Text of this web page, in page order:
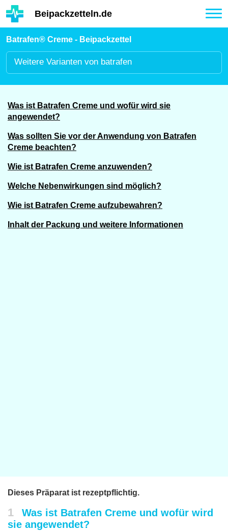
Hauptinhalt
Beipackzetteln.de
Batrafen® Creme - Beipackzettel
Weitere Varianten von batrafen
Was ist Batrafen Creme und wofür wird sie
angewendet?
Was sollten Sie vor der Anwendung von Batrafen
Creme beachten?
Wie ist Batrafen Creme anzuwenden?
Welche Nebenwirkungen sind möglich?
Wie ist Batrafen Creme aufzubewahren?
Inhalt der Packung und weitere Informationen
Dieses Präparat ist rezeptpflichtig.
1
Was ist Batrafen Creme und wofür wird
sie angewendet?